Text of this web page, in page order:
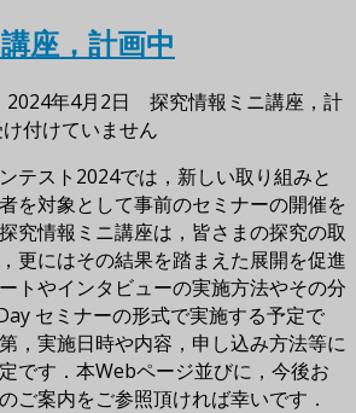
座，計画中
2024年4月2日
探究情報ミニ講座，計
付けていません
テスト2024では，新しい取り組みと
を対象として事前のセミナーの開催を
究情報ミニ講座は，皆さまの探究の取
更にはその結果を踏まえた展開を促進
トやインタビューの実施方法やその分
セミナーの形式で実施する予定で
，実施日時や内容，申し込み方法等に
です．本Webページ並びに，今後お
ご案内をご参照頂ければ幸いです．